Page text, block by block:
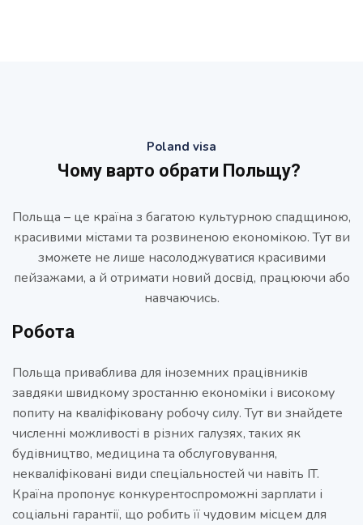
Poland visa
Чому варто обрати Польщу?
Польща – це країна з багатою культурною спадщиною,
красивими містами та розвиненою економікою. Тут ви
зможете не лише насолоджуватися красивими
пейзажами, а й отримати новий досвід, працюючи або
навчаючись.
Робота
Польща приваблива для іноземних працівників
завдяки швидкому зростанню економіки і високому
попиту на кваліфіковану робочу силу. Тут ви знайдете
численні можливості в різних галузях, таких як
будівництво, медицина та обслуговування,
некваліфіковані види спеціальностей чи навіть IT.
Країна пропонує конкурентоспроможні зарплати і
соціальні гарантії, що робить її чудовим місцем для